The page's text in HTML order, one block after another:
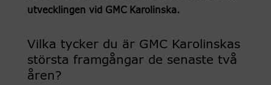
utvecklingen vid GMC Karolinska.
Vilka tycker du är GMC Karolinskas
största framgångar de senaste två
åren?